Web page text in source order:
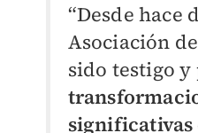
“Desde hace
Asociación
sido testigo y
significativas